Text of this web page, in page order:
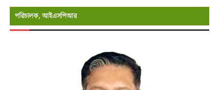
পরিচালক, আইএসপিআর